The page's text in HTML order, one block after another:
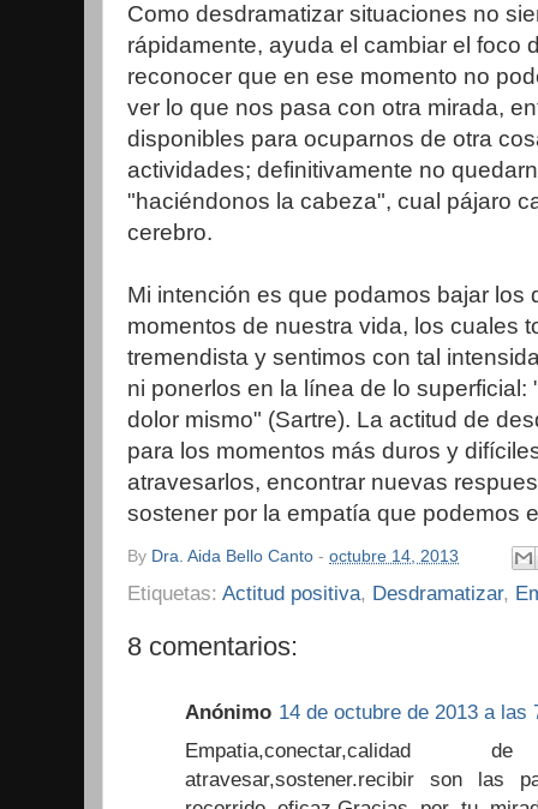
Como desdramatizar situaciones no
rápidamente, ayuda el cambiar el foco
reconocer que en ese momento no
ver lo que nos pasa con otra mirada,
disponibles para ocuparnos de otra
actividades; definitivamente no
"haciéndonos la cabeza", cual pájaro
cerebro.
Mi intención es que podamos bajar los
momentos de nuestra vida, los cuales
tremendista y sentimos con tal
ni ponerlos en la línea de lo superficial:
dolor mismo" (Sartre). La actitud de
para los momentos más duros y
atravesarlos, encontrar nuevas
sostener por la empatía que podemos
By Dra. Aida Bello Canto - octubre 14, 2013
Etiquetas: Actitud positiva, Desdramatizar,
8 comentarios:
Anónimo 14 de octubre de 2013 a las
Empatia,conectar,calidad de
atravesar,sostener.recibir son las